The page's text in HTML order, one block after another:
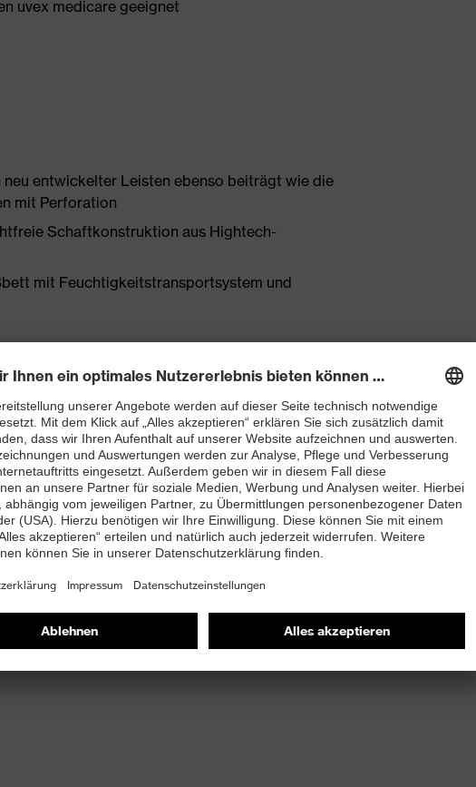
uvex medicare geeignet
entwickelter Leisten ebenso beiträgt wie die
mit Perforation
Schaftkonstruktion aus Hightech-
mit Feuchtigkeitstransportsystem und
hergestellt
mit Zusatzkennzeichnung für sehr gute
kleiner 100 Megaohm
– kompakt, anatomisch geformt, mit guter
Polyurethan mit sehr guter Rutschhemmung
durch einen speziell gestalteten Seitenrahmen –
und Führung sowie Prallschutz